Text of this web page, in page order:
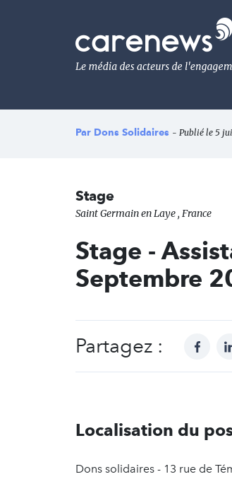
Le
média
de
l'engagement
Par Dons Solidaires - Publié le 5
Stage
Saint Germain en Laye , France
Stage -
Septembre
Partagez :
Localisation du
Dons solidaires - 13 rue de